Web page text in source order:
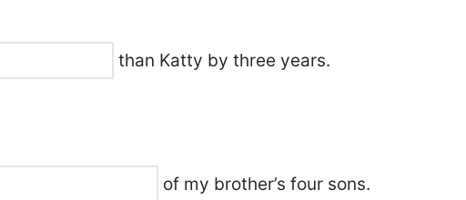
than Katty by three years.
of my brother’s four sons.